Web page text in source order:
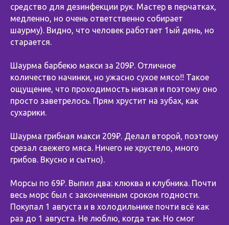
средство для дезинфекции рук. Мастер в перчатках,
медленно, но очень ответственно собирает
шаурму). Видно, что человек работает 1ый день, но
старается.
Шаурма барбекю макси за 209₽. Отличное
количество начинки, но ужасно сухое мясо!! Такое
ощущение, что проходимость низкая и поэтому оно
просто заветрелось. Прям хрустит на зубах, как
сухарики.
Шаурма грибная макси 209₽. Делал второй, поэтому
срезал свежего мяса. Ничего не хрустело, много
грибов. Вкусно и сытно).
Морсы по 69₽. Выпил два: клюква и клубника. Почти
весь морс был с законченным сроком годности.
Покупал 1 августа и в холодильнике почти всё как
раз до 1 августа. Не люблю, когда так. Но смог